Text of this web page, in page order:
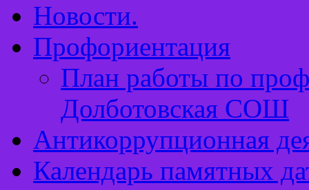
Новости.
Профориентация
План работы по
Долботовская СОШ
Антикоррупционная
Календарь памятных